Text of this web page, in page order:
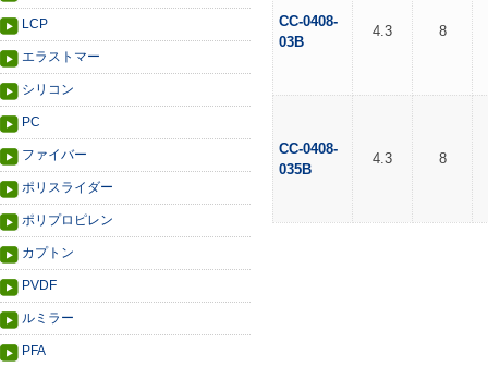
LCP
エラストマー
シリコン
PC
ファイバー
ポリスライダー
ポリプロピレン
カプトン
PVDF
ルミラー
PFA
CC-0408-
03B
4.3 8
CC-0408-
035B
4.3 8